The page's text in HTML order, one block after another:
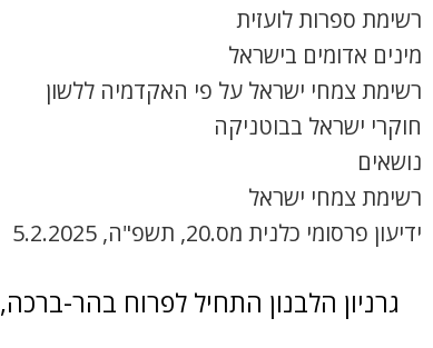
רשימת ספרות לועזית
מינים אדומים בישראל
רשימת צמחי ישראל על פי האקדמיה ללשון
חוקרי ישראל בבוטניקה
נושאים
רשימת צמחי ישראל
ידיעון פרסומי כלנית מס.20, תשפ"ה, 5.2.2025
גרניון הלבנון התחיל לפרוח בהר-ברכה, 19.3.2025